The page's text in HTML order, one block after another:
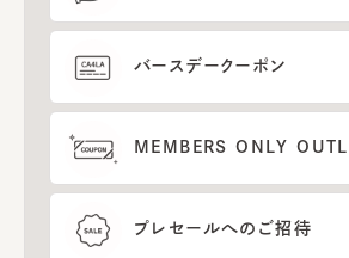
バースデークーポン
MEMBERS ONLY
プレセールへのご招待